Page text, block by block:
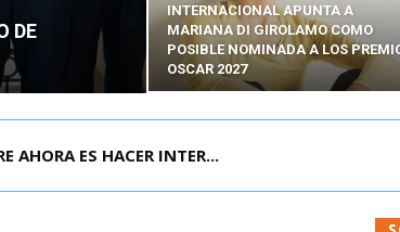
DE
INTERNACIONAL APUNTA A
MARIANA DI GIROLAMO COMO
POSIBLE NOMINADA A LOS
OSCAR 2027
ECONOMÍA SE ESTÁ ENC...